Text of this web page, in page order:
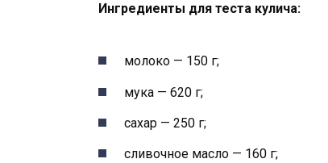
Ингредиенты для теста кулича:
молоко — 150 г;
мука — 620 г;
сахар — 250 г;
сливочное масло — 160 г;